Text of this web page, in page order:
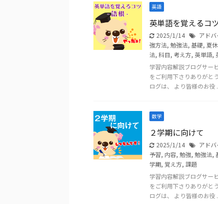
英語
英単語を覚えるコ
2025/1/14
アド
強方法, 勉強法, 基礎, 夏
法, 科目, 考え方, 英単語,
学習内容解説ブログサー
をご利用下さりありがと
ログは、 より皆様のお役
数学
２学期に向けて
2025/1/14
アド
予習, 内容, 勉強, 勉強法,
学期, 覚え方, 課題
学習内容解説ブログサー
をご利用下さりありがと
ログは、 より皆様のお役